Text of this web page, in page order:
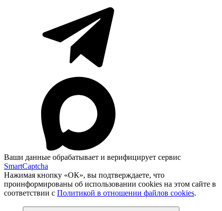
Ваши данные обрабатывает и верифицирует сервис
SmartCaptcha
Нажимая кнопку «ОК», вы подтверждаете, что
проинформированы об использовании cookies на этом сайте в
соответствии с Политикой в отношении файлов cookies.